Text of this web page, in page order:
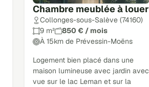
Chambre meublée à louer
Collonges-sous-Salève (74160)
9 m²
850 € / mois
À 15km de Prévessin-Moëns
Logement bien placé dans une
maison lumineuse avec jardin avec
vue sur le lac Leman et sur la